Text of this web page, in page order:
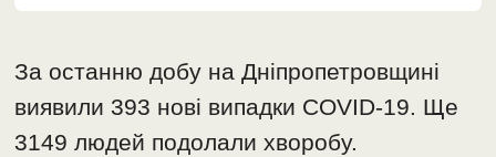
За останню добу на Дніпропетровщині
виявили 393 нові випадки COVID-19. Ще
3149 людей подолали хворобу.